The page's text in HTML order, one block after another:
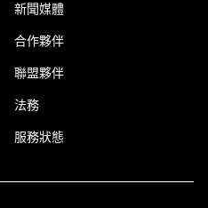
新聞媒體
合作夥伴
聯盟夥伴
法務
服務狀態